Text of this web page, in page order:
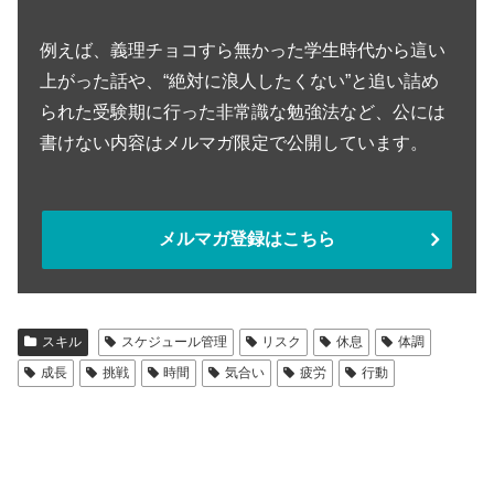
例えば、義理チョコすら無かった学生時代から這い
上がった話や、“絶対に浪人したくない”と追い詰め
られた受験期に行った非常識な勉強法など、公には
書けない内容はメルマガ限定で公開しています。
メルマガ登録はこちら
スキル スケジュール管理 リスク 休息
体調
成長
挑戦 時間 気合い 疲労 行動